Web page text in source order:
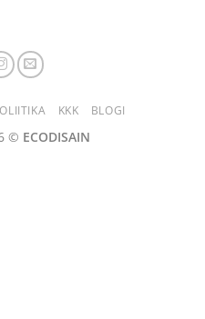
KKK BLOGI
© ECODISAIN